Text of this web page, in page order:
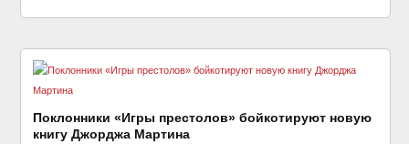
Поклонники «Игры престолов» бойкотируют новую
книгу Джорджа Мартина